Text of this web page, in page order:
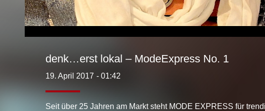
denk…erst lokal – ModeExpress No. 1
19. April 2017 - 01:42
Seit über 25 Jahren am Markt steht MODE EXPRESS für